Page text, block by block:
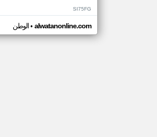
SI75FG
الوطن• alwatanonline.com